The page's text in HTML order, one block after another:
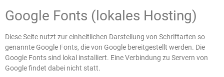
Google Fonts (lokales Hosting)
Diese Seite nutzt zur einheitlichen Darstellung von Schriftarten so
genannte Google Fonts, die von Google bereitgestellt werden. Die
Google Fonts sind lokal installiert. Eine Verbindung zu Servern von
Google findet dabei nicht statt.